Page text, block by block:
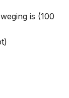
is (100